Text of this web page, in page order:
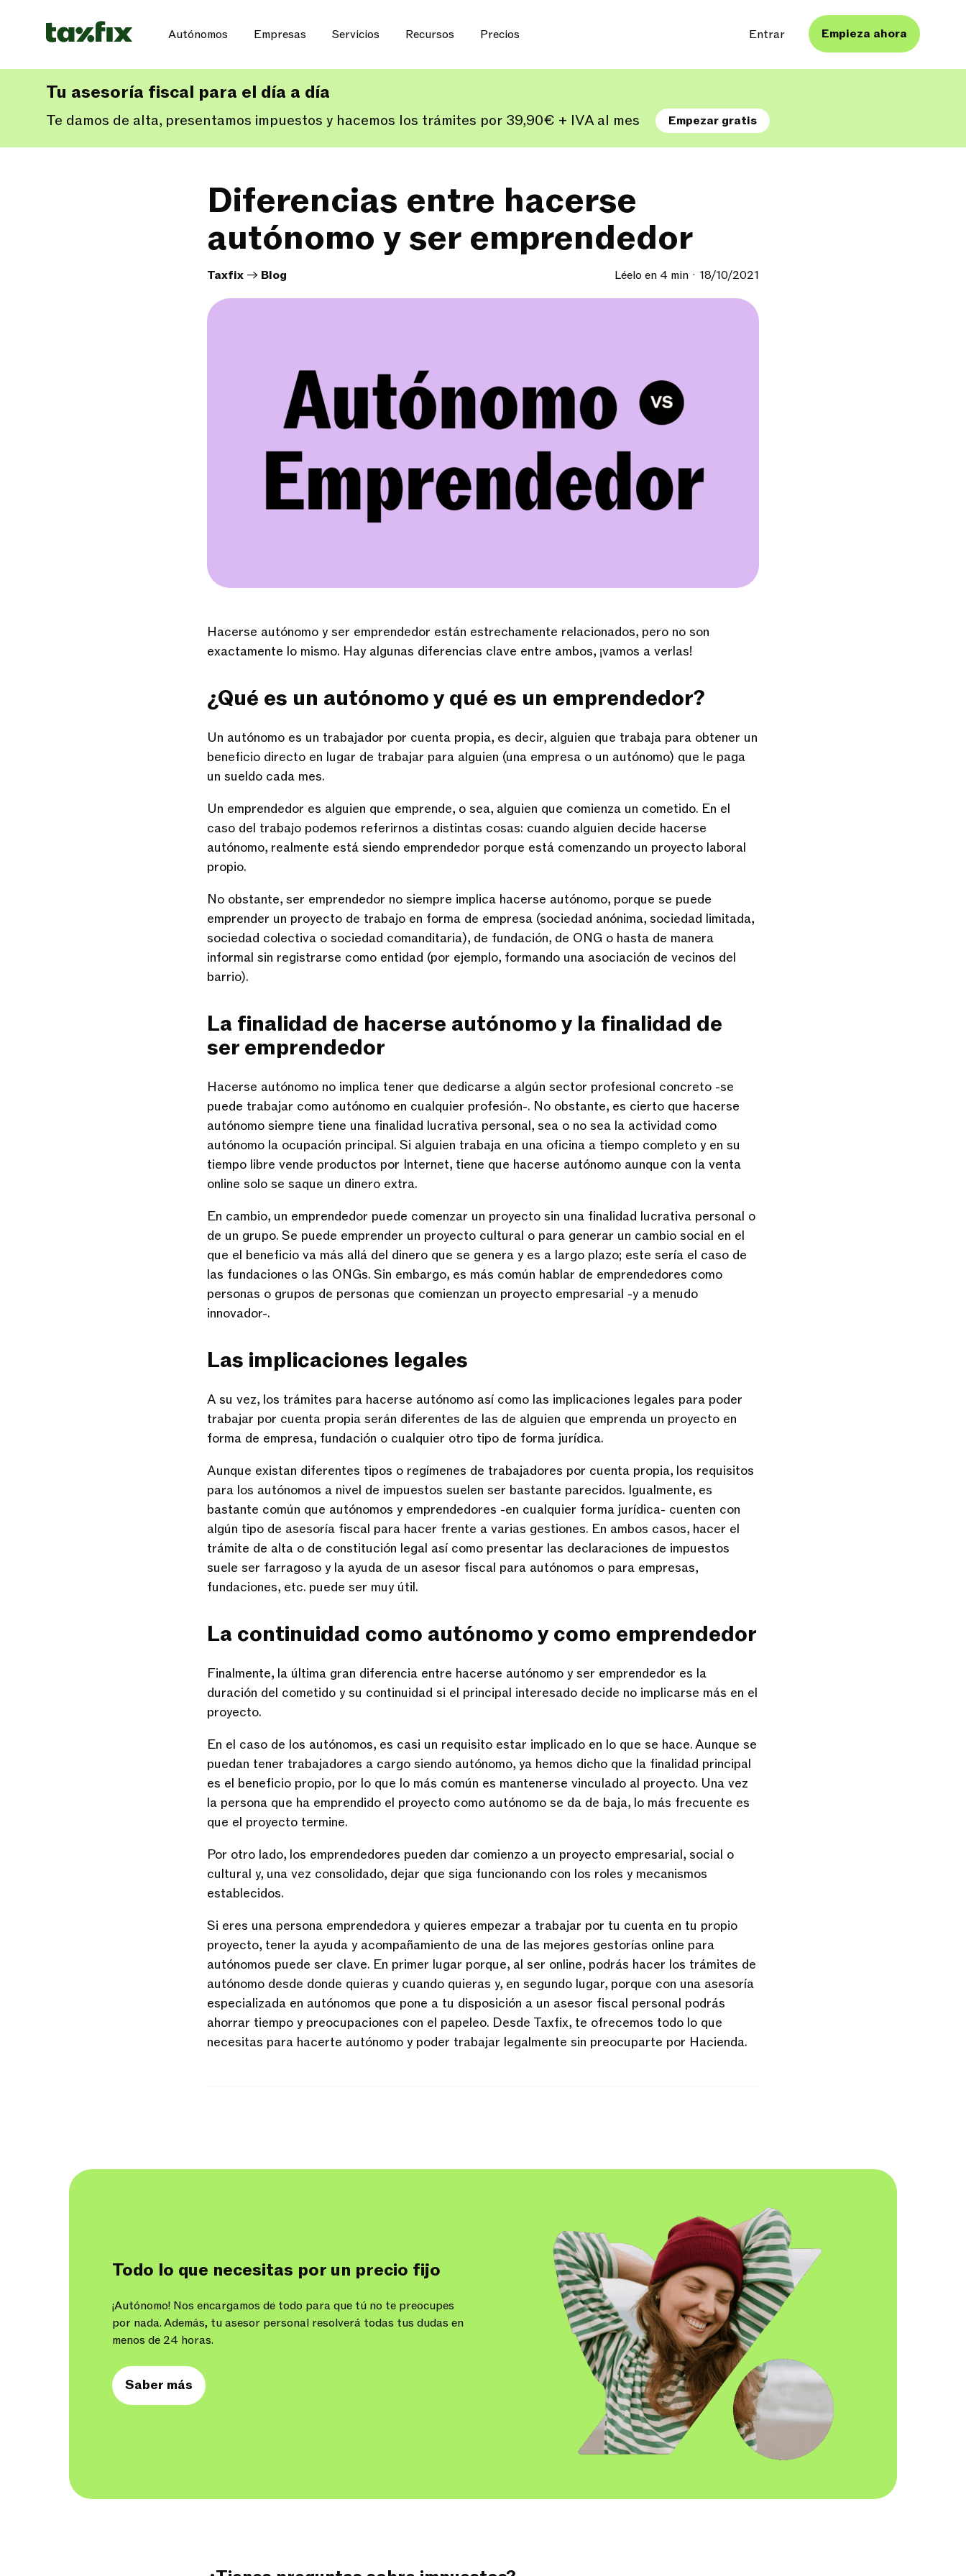
Autónomos Empresas Servicios Recursos Precios Entrar Empieza ahora
Tu asesoría fiscal para el día a día
Te damos de alta, presentamos impuestos y hacemos los trámites por 39,90€ + IVA al mes Empezar gratis
Diferencias entre hacerse
autónomo y ser emprendedor
Taxfix -> Blog Léelo en 4 min 18/10/2021
Hacerse autónomo y ser emprendedor están estrechamente relacionados, pero no son
exactamente lo mismo. Hay algunas diferencias clave entre ambos, ¡vamos a verlas!
¿Qué es un autónomo y qué es un emprendedor?
Un autónomo es un trabajador por cuenta propia, es decir, alguien que trabaja para obtener un
beneficio directo en lugar de trabajar para alguien (una empresa o un autónomo) que le paga
un sueldo cada mes.
Un emprendedor es alguien que emprende, o sea, alguien que comienza un cometido. En el
caso del trabajo podemos referirnos a distintas cosas: cuando alguien decide hacerse
autónomo, realmente está siendo emprendedor porque está comenzando un proyecto laboral
propio.
No obstante, ser emprendedor no siempre implica hacerse autónomo, porque se puede
emprender un proyecto de trabajo en forma de empresa (sociedad anónima, sociedad limitada,
sociedad colectiva o sociedad comanditaria), de fundación, de ONG o hasta de manera
informal sin registrarse como entidad (por ejemplo, formando una asociación de vecinos del
barrio).
La finalidad de hacerse autónomo y la finalidad de
ser emprendedor
Hacerse autónomo no implica tener que dedicarse a algún sector profesional concreto -se
puede trabajar como autónomo en cualquier profesión-. No obstante, es cierto que hacerse
autónomo siempre tiene una finalidad lucrativa personal, sea o no sea la actividad como
autónomo la ocupación principal. Si alguien trabaja en una oficina a tiempo completo y en su
tiempo libre vende productos por Internet, tiene que hacerse autónomo aunque con la venta
online solo se saque un dinero extra.
En cambio, un emprendedor puede comenzar un proyecto sin una finalidad lucrativa personal o
de un grupo. Se puede emprender un proyecto cultural o para generar un cambio social en el
que el beneficio va más allá del dinero que se genera y es a largo plazo; este sería el caso de
las fundaciones o las ONGs. Sin embargo, es más común hablar de emprendedores como
personas o grupos de personas que comienzan un proyecto empresarial -y a menudo
innovador-.
Las implicaciones legales
A su vez, los trámites para hacerse autónomo así como las implicaciones legales para poder
trabajar por cuenta propia serán diferentes de las de alguien que emprenda un proyecto en
forma de empresa, fundación o cualquier otro tipo de forma jurídica.
Aunque existan diferentes tipos o regímenes de trabajadores por cuenta propia, los requisitos
para los autónomos a nivel de impuestos suelen ser bastante parecidos. Igualmente, es
bastante común que autónomos y emprendedores -en cualquier forma jurídica- cuenten con
algún tipo de asesoría fiscal para hacer frente a varias gestiones. En ambos casos, hacer el
trámite de alta o de constitución legal así como presentar las declaraciones de impuestos
suele ser farragoso y la ayuda de un asesor fiscal para autónomos o para empresas,
fundaciones, etc. puede ser muy útil.
La continuidad como autónomo y como emprendedor
Finalmente, la última gran diferencia entre hacerse autónomo y ser emprendedor es la
duración del cometido y su continuidad si el principal interesado decide no implicarse más en el
proyecto.
En el caso de los autónomos, es casi un requisito estar implicado en lo que se hace. Aunque se
puedan tener trabajadores a cargo siendo autónomo, ya hemos dicho que la finalidad principal
es el beneficio propio, por lo que lo más común es mantenerse vinculado al proyecto. Una vez
la persona que ha emprendido el proyecto como autónomo se da de baja, lo más frecuente es
que el proyecto termine.
Por otro lado, los emprendedores pueden dar comienzo a un proyecto empresarial, social o
cultural y, una vez consolidado, dejar que siga funcionando con los roles y mecanismos
establecidos.
Si eres una persona emprendedora y quieres empezar a trabajar por tu cuenta en tu propio
proyecto, tener la ayuda y acompañamiento de una de las mejores gestorías online para
autónomos puede ser clave. En primer lugar porque, al ser online, podrás hacer los trámites de
autónomo desde donde quieras y cuando quieras y, en segundo lugar, porque con una asesoría
especializada en autónomos que pone a tu disposición a un asesor fiscal personal podrás
ahorrar tiempo y preocupaciones con el papeleo. Desde Taxfix, te ofrecemos todo lo que
necesitas para hacerte autónomo y poder trabajar legalmente sin preocuparte por Hacienda.
Todo lo que necesitas por un precio fijo
¡Autónomo! Nos encargamos de todo para que tú no te preocupes
por nada. Además, tu asesor personal resolverá todas tus dudas en
menos de 24 horas.
Saber más